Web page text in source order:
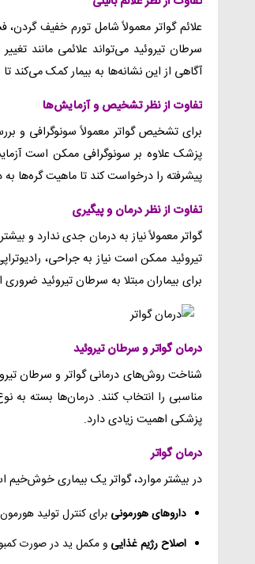
علائم گواتر معمولاً شامل تورم خفیف
سرطان تیروئید می‌تواند علائمی مانند
آگاهی از این نشانه‌ها به بیمار کمک می‌کند
تفاوت از نظر تشخیص و آزمایش‌ها
برای تشخیص گواتر معمولاً سونوگرافی و
پزشک علاوه بر سونوگرافی ممکن است
پیشرفته را درخواست کند تا ماهیت
تفاوت از نظر درمان و پیگیری
گواتر معمولاً نیاز به درمان جدی ندارد و
تیروئید ممکن است نیاز به جراحی،
برای بیماران مبتلا به سرطان تیروئید
درمان گواتر و سرطان تیروئید
شناخت روش‌های درمانی گواتر و سرطان
مناسبی را انتخاب کنند. درمان‌ها بسته به
پزشکی اهمیت زیادی دارد.
درمان گواتر
در بیشتر موارد، گواتر یک بیماری
داروهای هورمونی برای کنترل تولید هورمون
اصلاح رژیم غذایی و مکمل ید در صورت